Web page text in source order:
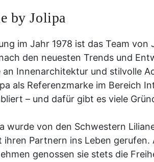
by Jolipa
im Jahr 1978 ist das Team von
den neuesten Trends und
an Innenarchitektur und stilvolle
als Referenzmarke im Bereich
– und dafür gibt es viele
wurde von den Schwestern
ihren Partnern ins Leben gerufen.
genossen sie stets die